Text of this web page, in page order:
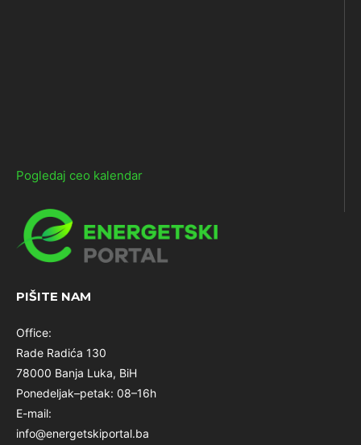
Pogledaj ceo kalendar
PIŠITE NAM
Office:
Rade Radića 130
78000 Banja Luka, BiH
Ponedeljak–petak: 08–16h
E-mail:
info@energetskiportal.ba